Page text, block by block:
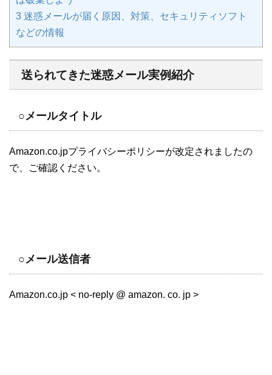
3 迷惑メールが届く原因、対策、セキュリティソフト
などの情報
送られてきた迷惑メール実例紹介
○メールタイトル
Amazon.co.jpプライバシーポリシーが改定されましたの
で、ご確認ください。
○メール送信者
Amazon.co.jp < no-reply @ amazon. co. jp >